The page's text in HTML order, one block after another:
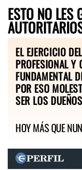
ESTO NO LES
EL EJERCICIO
PROFESIONAL
FUNDAMENTAL
POR ESO
SER LOS
HOY MÁS QUE